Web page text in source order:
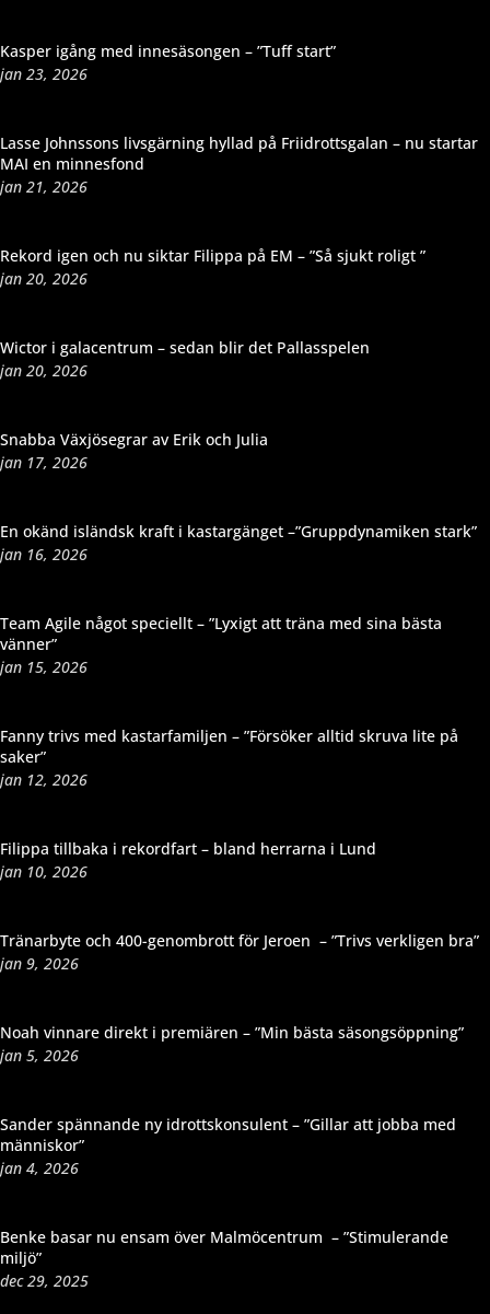
Kasper igång med innesäsongen – ”Tuff start”
jan 23, 2026
Lasse Johnssons livsgärning hyllad på Friidrottsgalan – nu startar
MAI en minnesfond
jan 21, 2026
Rekord igen och nu siktar Filippa på EM – ”Så sjukt roligt ”
jan 20, 2026
Wictor i galacentrum – sedan blir det Pallasspelen
jan 20, 2026
Snabba Växjösegrar av Erik och Julia
jan 17, 2026
En okänd isländsk kraft i kastargänget –”Gruppdynamiken stark”
jan 16, 2026
Team Agile något speciellt – ”Lyxigt att träna med sina bästa
vänner”
jan 15, 2026
Fanny trivs med kastarfamiljen – ”Försöker alltid skruva lite på
saker”
jan 12, 2026
Filippa tillbaka i rekordfart – bland herrarna i Lund
jan 10, 2026
Tränarbyte och 400-genombrott för Jeroen – ”Trivs verkligen bra”
jan 9, 2026
Noah vinnare direkt i premiären – ”Min bästa säsongsöppning”
jan 5, 2026
Sander spännande ny idrottskonsulent – ”Gillar att jobba med
människor”
jan 4, 2026
Benke basar nu ensam över Malmöcentrum – ”Stimulerande
miljö”
dec 29, 2025